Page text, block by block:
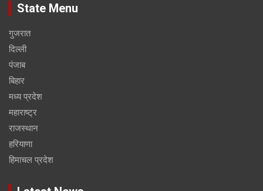
State Menu
गुजरात
दिल्ली
पंजाब
बिहार
मध्य प्रदेश
महाराष्ट्र
राजस्थान
हरियाणा
हिमाचल प्रदेश